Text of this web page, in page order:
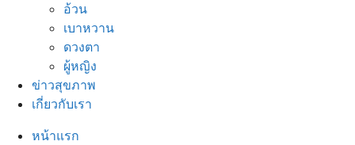
อ้วน
เบาหวาน
ดวงตา
ผู้หญิง
ข่าวสุขภาพ
เกี่ยวกับเรา
หน้าแรก